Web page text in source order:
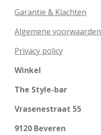
Garantie & Klachten
Algemene voorwaarden
Privacy policy
Winkel
The Style-bar
Vrasenestraat 55
9120 Beveren